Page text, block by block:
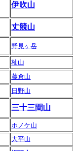
伊吹山
丈競山
野見ヶ岳
杣山
藤倉山
日野山
三十三間山
ホノケ山
大平山